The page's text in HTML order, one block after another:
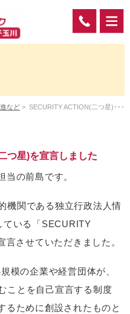
など > SECURITY ACTION(二つ星)･･･
つ星)を宣言しました
の前島です。
機関である独立行政法人情
ている「SECURITY
させていただきました。
模の企業や経営団体が、
ことを自己宣言する制度
るために創設されたものと